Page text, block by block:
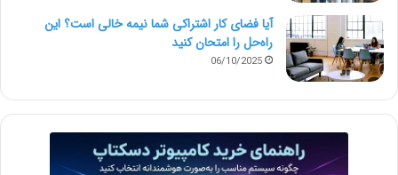
آیا فضای کار اشتراکی شما نیمه‌ خالی است؟ این
راه‌حل را امتحان کنید
06/10/2025